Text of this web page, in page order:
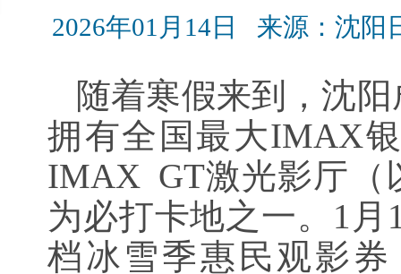
2026年01月14日 来源：沈阳
随着寒假来到，沈
拥有全国最大IMAX
IMAX GT激光影厅（
为必打卡地之一。1月
档冰雪季惠民观影